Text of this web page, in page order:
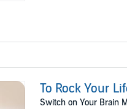
To Rock Your
Switch on Your Brain